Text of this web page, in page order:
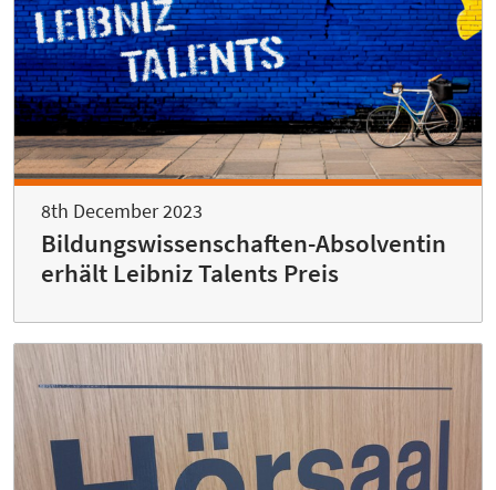
8th December 2023
Bildungswissenschaften-Absolventin
erhält Leibniz Talents Preis